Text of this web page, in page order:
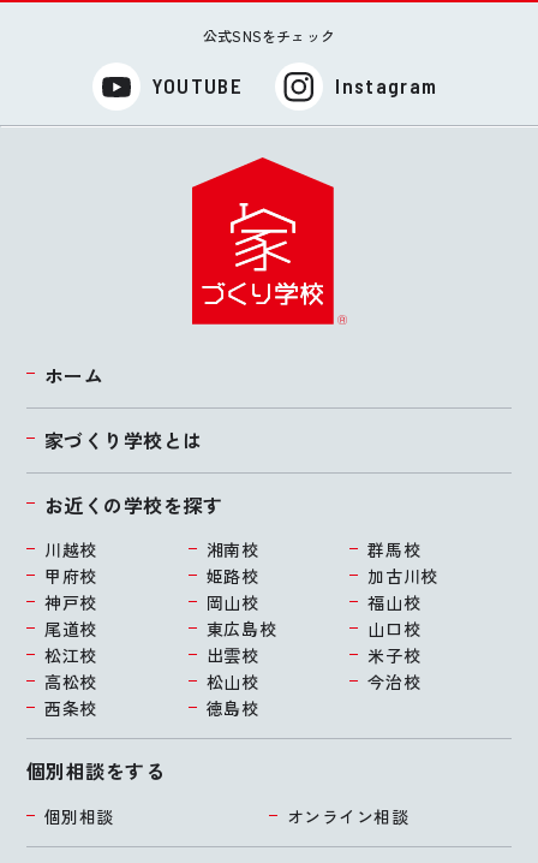
公式SNSをチェック
YOUTUBE Instagram
ホーム
家づくり学校とは
個別相談をする
個別相談 オンライン相談
お近くの学校を探す
川越校 湘南校
群馬校
甲府校
姫路校
加古川校
神戸校
岡山校
福山校
尾道校
東広島校
山口校
松江校
出雲校
米子校
高松校
松山校
今治校
西条校
徳島校